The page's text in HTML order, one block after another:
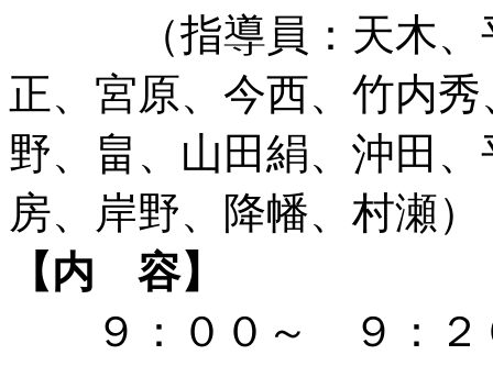
（指導員：天木、平
正、宮原、今西、竹内
野、畠、山田絹、沖田
房、岸野、降幡、村瀬）
【内 容】
９：００～ ９：